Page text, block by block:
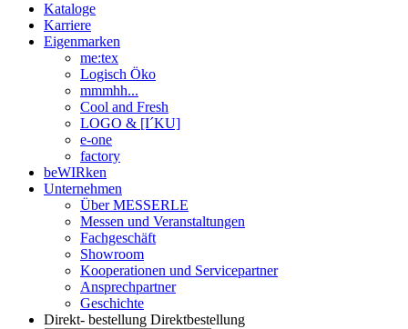
Kataloge
Karriere
Eigenmarken
me:tex
Logisch Öko
mmmhh...
Cool and Fresh
LOGO & [I´KU]
e-one
factory
beWIRken
Unternehmen
Über MESSERLE
Messen und Veranstaltungen
Fachgeschäft
Showroom
Kooperationen und Servicepartner
Ansprechpartner
Geschichte
Direkt- bestellung Direktbestellung